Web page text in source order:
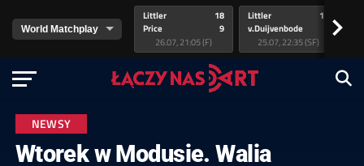
Littler
Price
18
9
26.07, 21:05 (F)
Littler
v.Duijvenbode
17
25.07, 22:35 (SF)
>
NEWSY
Wtorek w Modusie. Walia